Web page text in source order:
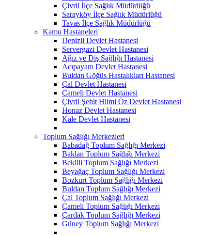
Çivril İlçe Sağlık Müdürlüğü
Sarayköy İlçe Sağlık Müdürlüğü
Tavas İlçe Sağlık Müdürlüğü
Kamu Hastaneleri
Denizli Devlet Hastanesi
Servergazi Devlet Hastanesi
Ağız ve Diş Sağlığı Hastanesi
Acıpayam Devlet Hastanesi
Buldan Göğüs Hastalıkları Hastanesi
Çal Devlet Hastanesi
Çameli Devlet Hastanesi
Çivril Şehit Hilmi Öz Devlet Hastanesi
Honaz Devlet Hastanesi
Kale Devlet Hastanesi
Toplum Sağlığı Merkezleri
Babadağ Toplum Sağlığı Merkezi
Baklan Toplum Sağlığı Merkezi
Bekilli Toplum Sağlığı Merkezi
Beyağaç Toplum Sağlığı Merkezi
Bozkurt Toplum Sağlığı Merkezi
Buldan Toplum Sağlığı Merkezi
Çal Toplum Sağlığı Merkezi
Çameli Toplum Sağlığı Merkezi
Çardak Toplum Sağlığı Merkezi
Güney Toplum Sağlığı Merkezi